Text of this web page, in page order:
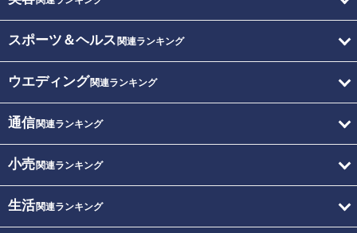
スポーツ＆ヘルス 関連ランキング
ウエディング関連ランキング
通信関連ランキング
小売関連ランキング
生活関連ランキング